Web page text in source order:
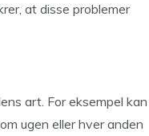
at disse problemer
art. For eksempel kan
ugen eller hver anden